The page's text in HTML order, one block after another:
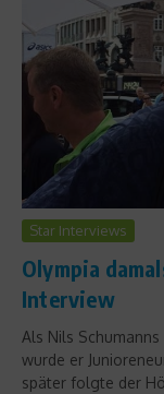
Star Interviews
Olympia
Interview
Als Nils
wurde er
später folgte der